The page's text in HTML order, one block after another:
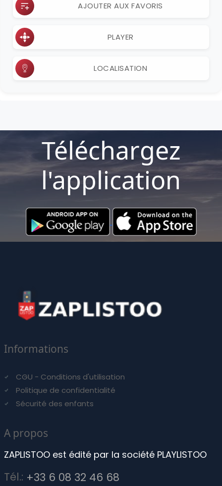
AJOUTER AUX FAVORIS
PLAYER
LOCALISATION
Téléchargez
l'application
Informations
CGU - Conditions d'utilisation
Politique de confidentialité
Sécurité des enfants
A propos
ZAPLISTOO est édité par la société PLAYLISTOO
Tél.: +33 6 08 32 46 68